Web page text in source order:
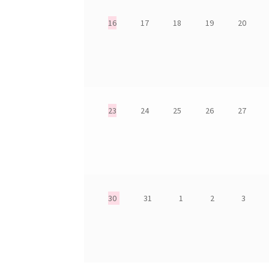
16 17 18 19 20
23 24 25 26 27
30 31 1 2 3